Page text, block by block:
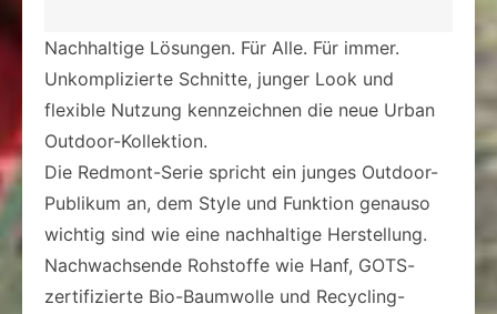
Nachhaltige Lösungen. Für Alle. Für immer.
Unkomplizierte Schnitte, junger Look und
flexible Nutzung kennzeichnen die neue Urban
Outdoor-Kollektion.
Die Redmont-Serie spricht ein junges Outdoor-
Publikum an, dem Style und Funktion genauso
wichtig sind wie eine nachhaltige Herstellung.
Nachwachsende Rohstoffe wie Hanf, GOTS-
zertifizierte Bio-Baumwolle und Recycling-